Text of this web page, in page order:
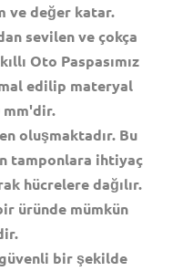
ve değer katar.
sevilen ve çokça
Oto Paspasımız
edilip materyal
mm'dir.
oluşmaktadır. Bu
tamponlara ihtiyaç
hücrelere dağılır.
üründe mümkün
bir şekilde